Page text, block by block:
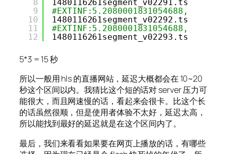
8
9
10
11
12
1480116261segment_v02291.ts
#EXTINF:5.2080001831054688,
1480116261segment_v02292.ts
#EXTINF:5.2080001831054688,
1480116261segment_v02293.ts
5*3 = 15 秒
所以一般用 hls 的直播网站，延迟大概都会在 10~20
秒这个区间以内。我猜比这个短的话对 server 压力可
能很大，而且网速慢的话，看起来会很卡。比这个长
的话虽然很顺，但是使用者体验不太好，延迟太高，
所以能找到最好的延迟就是在这个区间内了。
最后，我们来看看如果要在网页上播放的话，有哪些